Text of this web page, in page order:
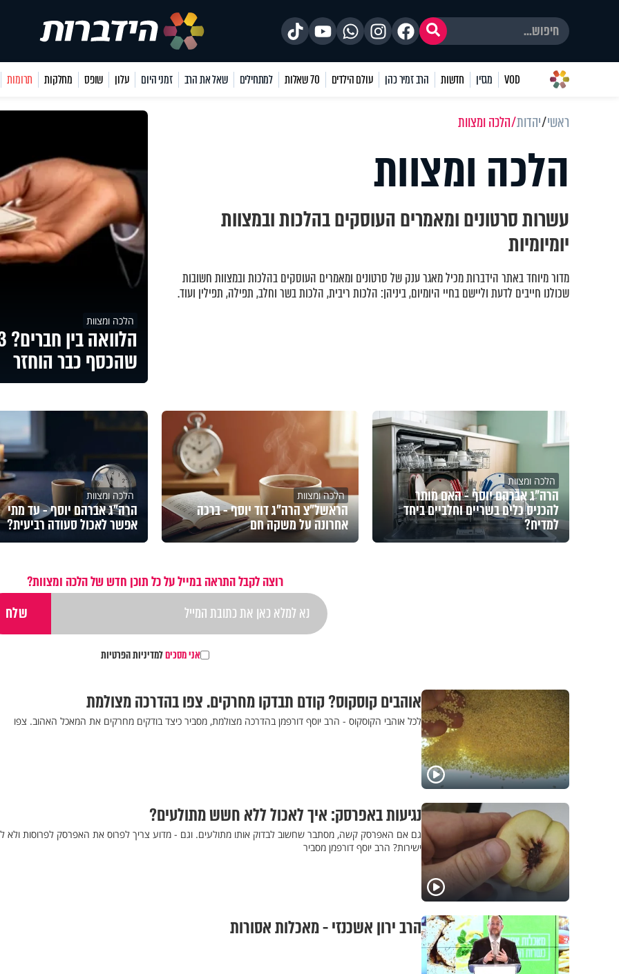
VOD מגזין חדשות הרב זמיר כהן עולם הילדים 70 שאלות למתחילים שאל את הרב זמני היום עלון שופס מחלקות תרומות
ראשי יהדות הלכה ומצוות
הלכה ומצוות
עשרות סרטונים ומאמרים העוסקים בהלכות ובמצוות
יומיומיות
מדור מיוחד באתר הידברות מכיל מאגר ענק של סרטונים ומאמרים העוסקים בהלכות ובמצוות חשובות
שכולנו חייבים לדעת וליישם בחיי היומיום, ביניהן: הלכות ריבית, הלכות בשר וחלב, תפילה, תפילין ועוד.
הלכה ומצוות
שהכסף כבר הוחזר
הלכה ומצוות
הרה"ג אברהם יוסף - האם מותר
להכניס כלים בשריים וחלביים ביחד
למדיח?
הלכה ומצוות
הראשל"צ הרה"ג דוד יוסף - ברכה
אחרונה על משקה חם
הלכה ומצוות
הרה"ג אברהם יוסף - עד מתי
אפשר לאכול סעודה רביעית?
רוצה לקבל התראה במייל על כל תוכן חדש של הלכה ומצוות?
אני מסכיםלמדיניות הפרטיות
אוהבים קוסקוס? קודם תבדקו מחרקים. צפו בהדרכה מצולמת
לכל אוהבי הקוסקוס - הרב יוסף דורפמן בהדרכה מצולמת, מסביר כיצד בודקים מחרקים את המאכל האהוב. צפו
נגיעות באפרסק: איך לאכול ללא חשש מתולעים?
גם אם האפרסק קשה, מסתבר שחשוב לבדוק אותו מתולעים. וגם - מדוע צריך לפרוס את האפרסק לפרוסות ולא
ישירות? הרב יוסף דורפמן מסביר
הרב ירון אשכנזי - מאכלות אסורות